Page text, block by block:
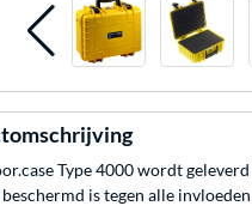
Type 4000 wordt
is tegen alle